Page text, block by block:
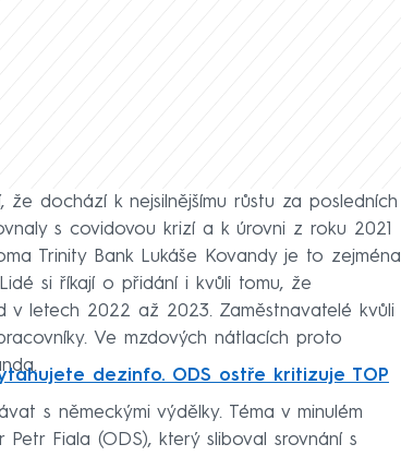
že dochází k nejsilnějšímu růstu za posledních
s covidovou krizí a k úrovni z roku 2021
Trinity Bank Lukáše Kovandy je to zejména
si říkají o přidání i kvůli tomu, že
v letech 2022 až 2023. Zaměstnavatelé kvůli
Ve mzdových nátlacích proto
dezinfo. ODS ostře kritizuje TOP
s německými výdělky. Téma v minulém
Fiala (ODS), který sliboval srovnání s